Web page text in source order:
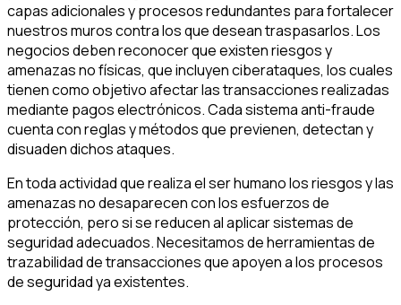
capas adicionales y procesos redundantes para fortalecer
nuestros muros contra los que desean traspasarlos. Los
negocios deben reconocer que existen riesgos y
amenazas no físicas, que incluyen ciberataques, los cuales
tienen como objetivo afectar las transacciones realizadas
mediante pagos electrónicos. Cada sistema anti-fraude
cuenta con reglas y métodos que previenen, detectan y
disuaden dichos ataques.
En toda actividad que realiza el ser humano los riesgos y las
amenazas no desaparecen con los esfuerzos de
protección, pero si se reducen al aplicar sistemas de
seguridad adecuados. Necesitamos de herramientas de
trazabilidad de transacciones que apoyen a los procesos
de seguridad ya existentes.